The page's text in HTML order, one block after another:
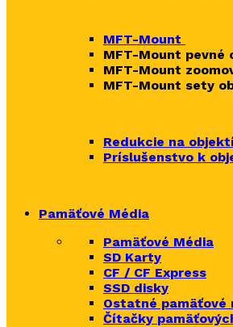
MFT-Mount
MFT-Mount pevné
MFT-Mount
MFT-Mount sety
Redukcie na
Príslušenstvo k
Pamäťové Média
Pamäťové Média
SD Karty
CF / CF Express
SSD disky
Ostatné pamäťové
Čítačky